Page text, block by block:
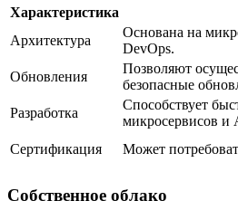
Характеристика
Архитектура
Основана на
DevOps.
Обновления
Позволяют
безопасные
Разработка
Способствует
микросервисов и
Сертификация
Может
Собственное облако